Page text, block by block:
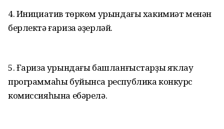
4. Инициатив төркөм урындағы хакимиәт менән
берлектә ғариза әҙерләй.
5. Ғариза урындағы башланғыстарҙы яҡлау
программаһы буйынса республика конкурс
комиссияһына ебәрелә.